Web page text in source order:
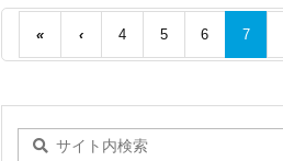
« ‹ 4 5 6 7